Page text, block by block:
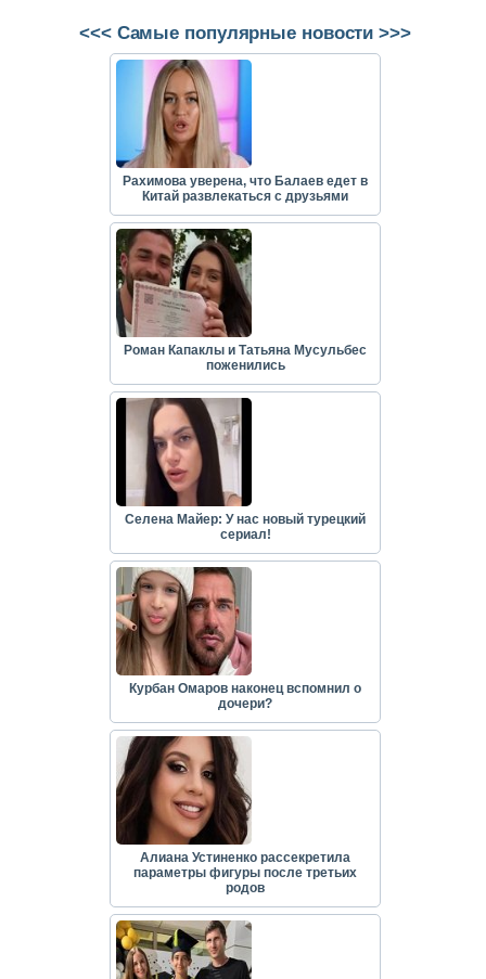
<<< Самые популярные новости >>>
Рахимова уверена, что Балаев едет в
Китай развлекаться с друзьями
Роман Капаклы и Татьяна Мусульбес
поженились
Селена Майер: У нас новый турецкий
сериал!
Курбан Омаров наконец вспомнил о
дочери?
Алиана Устиненко рассекретила
параметры фигуры после третьих
родов